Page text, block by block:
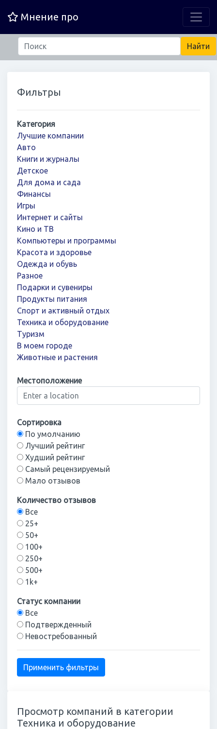
Мнение про
Фильтры
Категория
Лучшие компании
Авто
Книги и журналы
Детское
Для дома и сада
Финансы
Игры
Интернет и сайты
Кино и ТВ
Компьютеры и программы
Красота и здоровье
Одежда и обувь
Разное
Подарки и сувениры
Продукты питания
Спорт и активный отдых
Техника и оборудование
Туризм
В моем городе
Животные и растения
Местоположение
Сортировка
По умолчанию
Лучший рейтинг
Худший рейтинг
Самый рецензируемый
Мало отзывов
Количество отзывов
Все
25+
50+
100+
250+
500+
1k+
Статус компании
Все
Подтвержденный
Невостребованный
Просмотр компаний в категории
Техника и оборудование